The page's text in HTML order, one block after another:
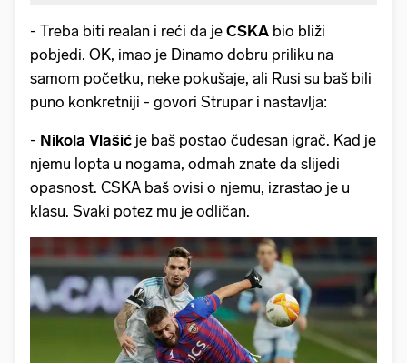
- Treba biti realan i reći da je CSKA bio bliži
pobjedi. OK, imao je Dinamo dobru priliku na
samom početku, neke pokušaje, ali Rusi su baš bili
puno konkretniji - govori Strupar i nastavlja:
- Nikola Vlašić je baš postao čudesan igrač. Kad je
njemu lopta u nogama, odmah znate da slijedi
opasnost. CSKA baš ovisi o njemu, izrastao je u
klasu. Svaki potez mu je odličan.